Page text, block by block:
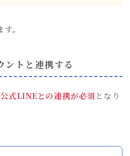
。
トと連携する
公式LINEとの連携が必須となり